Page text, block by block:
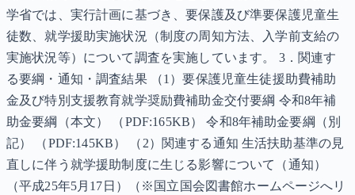
学省では、実行計画に基づき、要保護及び準要保護児童生
徒数、就学援助実施状況（制度の周知方法、入学前支給の
実施状況等）について調査を実施しています。 3．関連す
る要綱・通知・調査結果 （1）要保護児童生徒援助費補助
金及び特別支援教育就学奨励費補助金交付要綱 令和8年補
助金要綱（本文） （PDF:165KB） 令和8年補助金要綱（別
記） （PDF:145KB） （2）関連する通知 生活扶助基準の見
直しに伴う就学援助制度に生じる影響について（通知）
（平成25年5月17日）（※国立国会図書館ホームページへリ